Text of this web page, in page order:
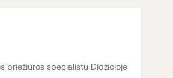
priežiūros specialistų Didžiojoje